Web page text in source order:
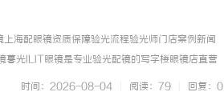
海配眼镜资质保障验光流程验光师门店案例新闻
ILIT眼镜是专业验光配镜的写字楼眼镜店直营
价格和直营售后为基础，全场镜片40%-60%优
时间：2026-08-04 阅读：79 回复：0